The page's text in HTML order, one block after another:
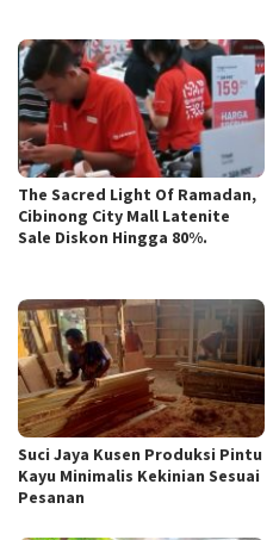
The Sacred Light Of Ramadan,
Cibinong City Mall Latenite
Sale Diskon Hingga 80%.
Suci Jaya Kusen Produksi Pintu
Kayu Minimalis Kekinian Sesuai
Pesanan